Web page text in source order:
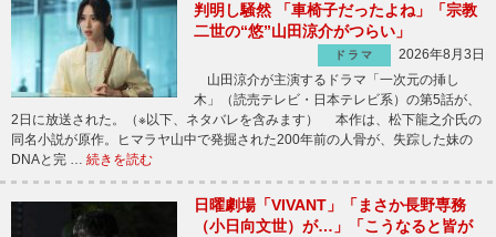
判明し騒然 「車椅子だったよね」「宗教
二世の“悠”山田涼介がつらい」
ドラマ
2026年8月3日
山田涼介が主演するドラマ「一次元の挿し
木」（読売テレビ・日本テレビ系）の第5話が、
2日に放送された。（※以下、ネタバレを含みます） 本作は、松下龍之介氏の
同名小説が原作。ヒマラヤ山中で発掘された200年前の人骨が、失踪した妹の
DNAと完 … 続きを読む
日曜劇場「VIVANT」「まさか長野専務
（小日向文世）が…」「こうなると皆が